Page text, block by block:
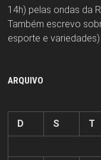
14h) pelas ondas da
Também escrevo
esporte e
ARQUIVO
D
S T